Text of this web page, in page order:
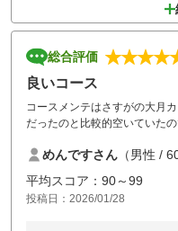
総合評価
良いコース
コースメンテはさすがの大月
だったのと比較的空いていた
なんですけどね。また行きた
めんですさん （男性 /
平均スコア：90～99
投稿日：2026/01/28